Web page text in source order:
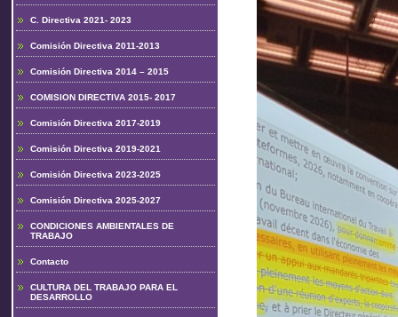
C. Directiva 2021- 2023
Comisión Directiva 2011-2013
Comisión Directiva 2014 – 2015
COMISION DIRECTIVA 2015- 2017
Comisión Directiva 2017-2019
Comisión Directiva 2019-2021
Comisión Directiva 2023-2025
Comisión Directiva 2025-2027
CONDICIONES AMBIENTALES DE
TRABAJO
Contacto
CULTURA DEL TRABAJO PARA EL
DESARROLLO